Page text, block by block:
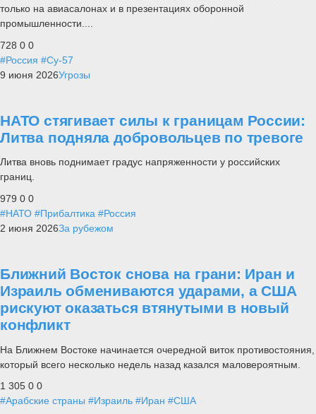
только на авиасалонах и в презентациях оборонной
промышленности....
728 0 0
#Россия #Су-57
9 июня 2026Угрозы
НАТО стягивает силы к границам России:
Литва подняла добровольцев по тревоге
Литва вновь поднимает градус напряженности у российских
границ.
979 0 0
#НАТО #Прибалтика #Россия
2 июня 2026За рубежом
Ближний Восток снова на грани: Иран и
Израиль обмениваются ударами, а США
рискуют оказаться втянутыми в новый
конфликт
На Ближнем Востоке начинается очередной виток противостояния,
который всего несколько недель назад казался маловероятным.
1 305 0 0
#Арабские страны #Израиль #Иран #США